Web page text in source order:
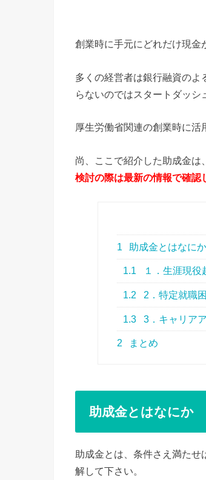
創業時に手元にどれだけ現金
多くの経営者は銀行融資の
らないのではスタートダッシ
厚生労働省関連の創業時に活
尚、ここで紹介した助成金は
検討の際は最新の情報で確認
1 助成金とはなにか
1.1 １．生涯現役
1.2 2．特定就職
1.3 3．キャリア
2 まとめ
助成金とはなにか
助成金とは、条件さえ満たせ
解して下さい。